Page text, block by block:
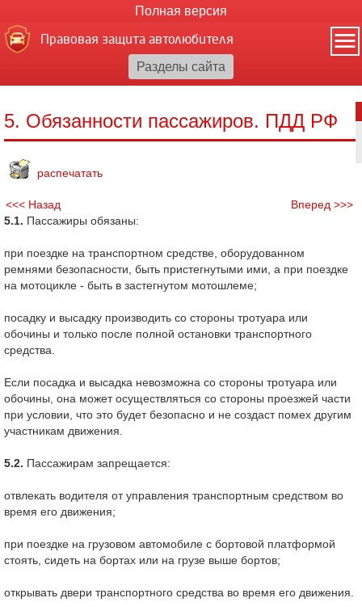
Полная версия
Правовая защита автолюбителя
5. Обязанности пассажиров. ПДД РФ
распечатать
<<< Назад
Вперед >>>
5.1. Пассажиры обязаны:
при поездке на транспортном средстве, оборудованном
ремнями безопасности, быть пристегнутыми ими, а при поездке
на мотоцикле - быть в застегнутом мотошлеме;
посадку и высадку производить со стороны тротуара или
обочины и только после полной остановки транспортного
средства.
Если посадка и высадка невозможна со стороны тротуара или
обочины, она может осуществляться со стороны проезжей части
при условии, что это будет безопасно и не создаст помех другим
участникам движения.
5.2. Пассажирам запрещается:
отвлекать водителя от управления транспортным средством во
время его движения;
при поездке на грузовом автомобиле с бортовой платформой
стоять, сидеть на бортах или на грузе выше бортов;
открывать двери транспортного средства во время его движения.